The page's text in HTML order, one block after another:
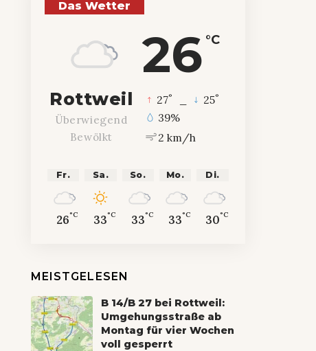
Das Wetter
26 °C
Rottweil
Überwiegend
Bewölkt
27° 25°
39%
2 km/h
Fr.
26°C
Sa.
33°C
So.
33°C
Mo.
33°C
Di.
30°C
MEISTGELESEN
B 14/B 27 bei Rottweil:
Umgehungsstraße ab
Montag für vier Wochen
voll gesperrt